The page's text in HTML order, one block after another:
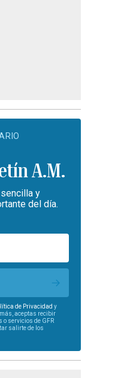
A.M.
y
del día.
de Privacidad y
aceptas recibir
o servicios de GFR
salirte de los